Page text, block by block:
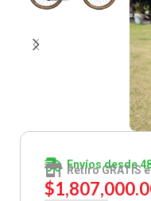
Envíos desde
Retiro GRATIS
$